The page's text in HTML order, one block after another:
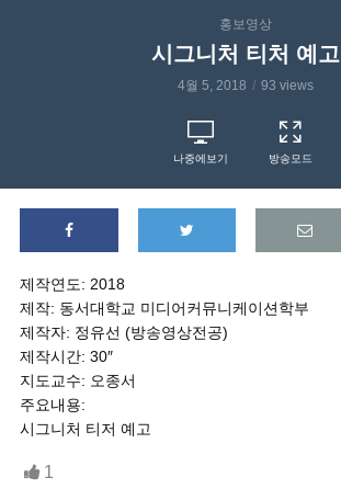
홍보영상
시그니처 티처 예고
4월 5, 2018 93 views
나중에보기 방송모드
제작연도: 2018
제작: 동서대학교 미디어커뮤니케이션학부
제작자: 정유선 (방송영상전공)
제작시간: 30″
지도교수: 오종서
주요내용:
시그니처 티저 예고
1